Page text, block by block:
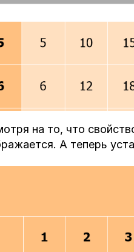
на то, что
А теперь